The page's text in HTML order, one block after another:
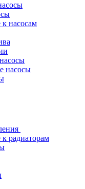
насосам
насосы
радиаторам